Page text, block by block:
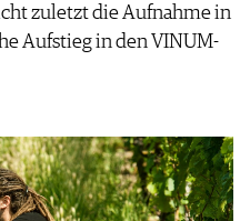
zuletzt die Aufnahme in
Aufstieg in den VINUM-